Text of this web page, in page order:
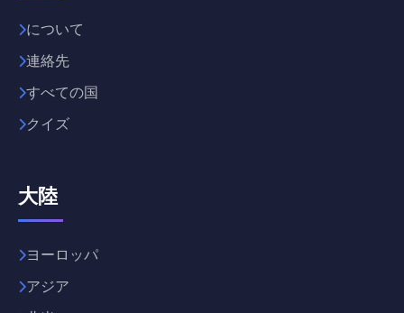
について
連絡先
すべての国
クイズ
大陸
ヨーロッパ
アジア